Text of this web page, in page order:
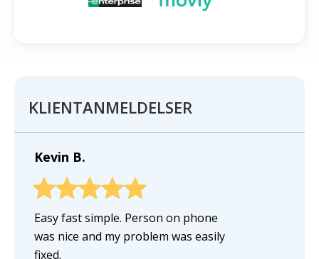
KLIENTANMELDELSER
Kevin B.
Easy fast simple. Person on phone
was nice and my problem was easily
fixed.